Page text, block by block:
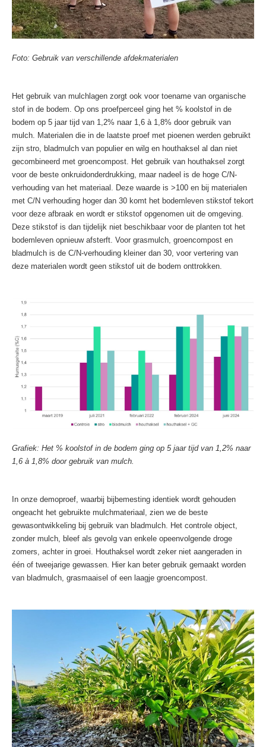
Foto: Gebruik van verschillende afdekmaterialen
Het gebruik van mulchlagen zorgt ook voor toename van organische
stof in de bodem. Op ons proefperceel ging het % koolstof in de
bodem op 5 jaar tijd van 1,2% naar 1,6 à 1,8% door gebruik van
mulch. Materialen die in de laatste proef met pioenen werden gebruikt
zijn stro, bladmulch van populier en wilg en houthaksel al dan niet
gecombineerd met groencompost. Het gebruik van houthaksel zorgt
voor de beste onkruidonderdrukking, maar nadeel is de hoge C/N-
verhouding van het materiaal. Deze waarde is >100 en bij materialen
met C/N verhouding hoger dan 30 komt het bodemleven stikstof tekort
voor deze afbraak en wordt er stikstof opgenomen uit de omgeving.
Deze stikstof is dan tijdelijk niet beschikbaar voor de planten tot het
bodemleven opnieuw afsterft. Voor grasmulch, groencompost en
bladmulch is de C/N-verhouding kleiner dan 30, voor vertering van
deze materialen wordt geen stikstof uit de bodem onttrokken.
Grafiek: Het % koolstof in de bodem ging op 5 jaar tijd van 1,2% naar
1,6 à 1,8% door gebruik van mulch.
In onze demoproef, waarbij bijbemesting identiek wordt gehouden
ongeacht het gebruikte mulchmateriaal, zien we de beste
gewasontwikkeling bij gebruik van bladmulch. Het controle object,
zonder mulch, bleef als gevolg van enkele opeenvolgende droge
zomers, achter in groei. Houthaksel wordt zeker niet aangeraden in
één of tweejarige gewassen. Hier kan beter gebruik gemaakt worden
van bladmulch, grasmaaisel of een laagje groencompost.